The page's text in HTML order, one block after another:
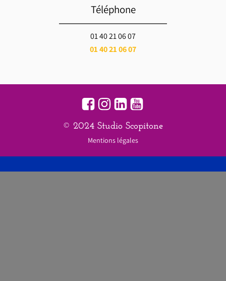
Téléphone
01 40 21 06 07
01 40 21 06 07
© 2024 Studio Scopitone
Mentions légales